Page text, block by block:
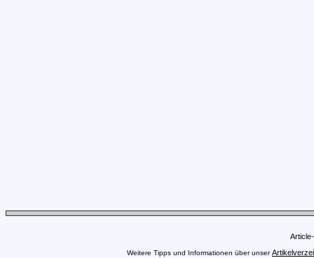
Weitere Tipps und Informationen über unser